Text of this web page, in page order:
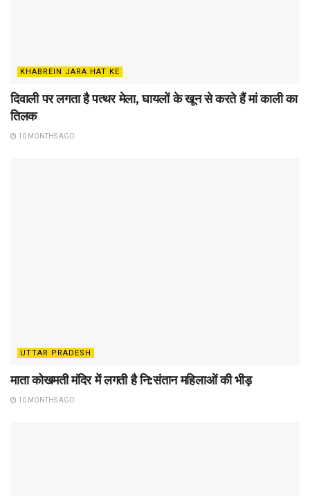
KHABREIN JARA HAT KE
दिवाली पर लगता है पत्थर मेला, घायलों के खून से करते हैं मां काली का
तिलक
10 MONTHS AGO
UTTAR PRADESH
माता कोखमती मंदिर में लगती है नि:संतान महिलाओं की भीड़
10 MONTHS AGO